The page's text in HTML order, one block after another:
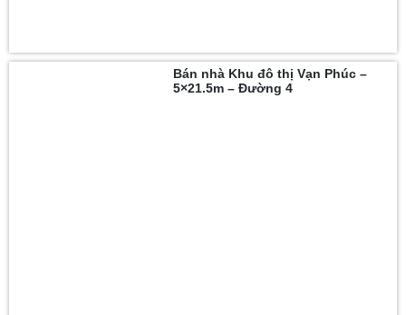
Bán nhà Khu đô thị Vạn Phúc –
5×21.5m – Đường 4